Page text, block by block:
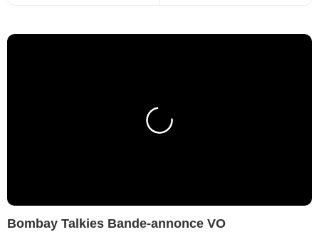
Bombay Talkies Bande-annonce VO